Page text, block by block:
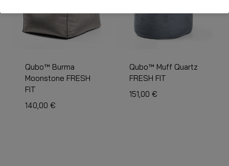
Qubo™ Burma
Moonstone FRESH
FIT
140,00 €
Qubo™ Muff Quartz
FRESH FIT
151,00 €